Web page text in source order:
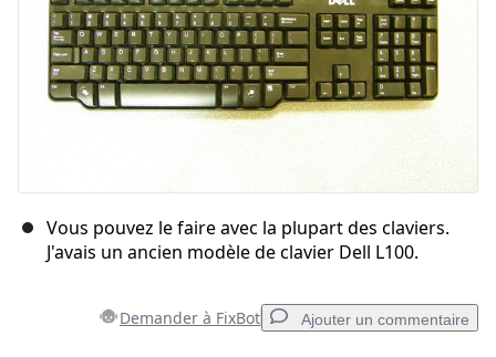
Vous pouvez le faire avec la plupart des claviers.
J'avais un ancien modèle de clavier Dell L100.
Demander à FixBot Ajouter un commentaire